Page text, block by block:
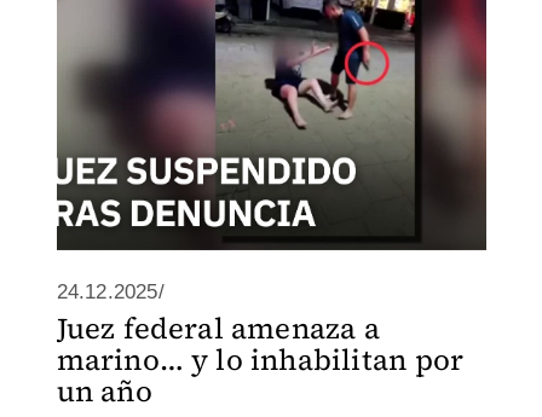
24.12.2025/
Juez federal amenaza a
marino… y lo inhabilitan por
un año